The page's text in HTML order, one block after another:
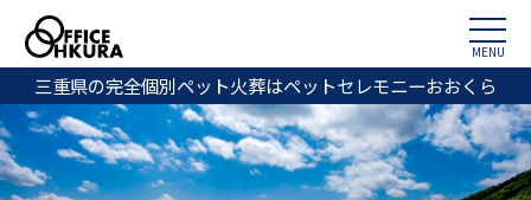
三重県の完全個別ペット火葬はペットセレモニーおおくら
MENU